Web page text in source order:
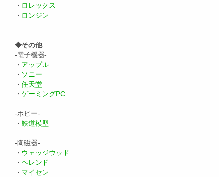
・ ロレックス
・ ロンジン
◆その他
-電子機器-
・ アップル
・ ソニー
・ 任天堂
・ ゲーミングPC
-ホビー-
・ 鉄道模型
-陶磁器-
・ ウェッジウッド
・ ヘレンド
・ マイセン